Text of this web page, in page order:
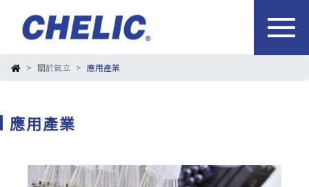
關於氣立 應用產業
應用產業